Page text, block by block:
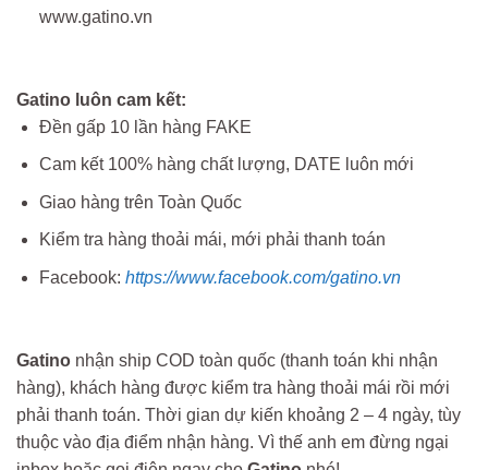
www.gatino.vn
Gatino luôn cam kết:
Đền gấp 10 lần hàng FAKE
Cam kết 100% hàng chất lượng, DATE luôn mới
Giao hàng trên Toàn Quốc
Kiểm tra hàng thoải mái, mới phải thanh toán
Facebook: https://www.facebook.com/gatino.vn
Gatino nhận ship COD toàn quốc (thanh toán khi nhận
hàng), khách hàng được kiểm tra hàng thoải mái rồi mới
phải thanh toán. Thời gian dự kiến khoảng 2 – 4 ngày, tùy
thuộc vào địa điểm nhận hàng. Vì thế anh em đừng ngại